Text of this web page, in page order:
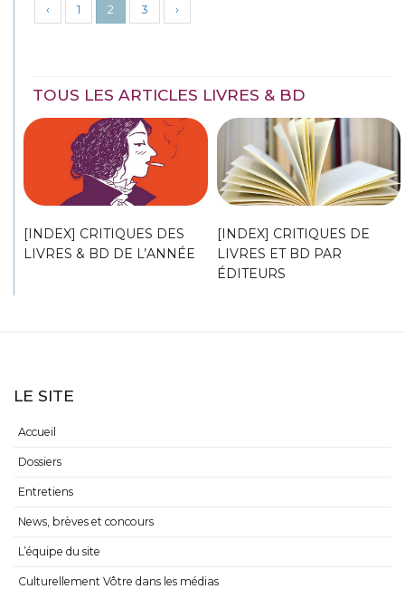
‹ 1 2 3 ›
TOUS LES ARTICLES LIVRES & BD
[INDEX] CRITIQUES DES
LIVRES & BD DE L’ANNÉE
[INDEX] CRITIQUES DE
LIVRES ET BD PAR
ÉDITEURS
LE SITE
Accueil
Dossiers
Entretiens
News, brèves et concours
L’équipe du site
Culturellement Vôtre dans les médias